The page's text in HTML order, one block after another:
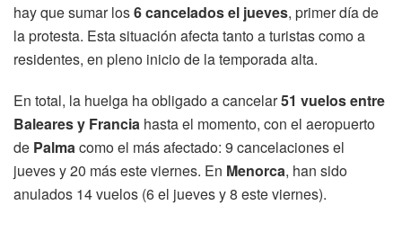
hay que sumar los6 cancelados el jueves, primer día de
la protesta. Esta situación afecta tanto a turistas como a
residentes, en pleno inicio de la temporada alta.
En total, la huelga ha obligado a cancelar51 vuelos entre
Baleares y Francia hasta el momento, con el aeropuerto
de Palmacomo el más afectado: 9 cancelaciones el
jueves y 20 más este viernes. En Menorca, han sido
anulados 14 vuelos (6 el jueves y 8 este viernes).